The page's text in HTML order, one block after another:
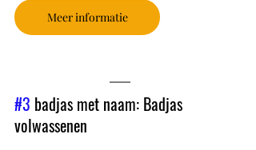
Meer informatie
#3 badjas met naam: Badjas
volwassenen